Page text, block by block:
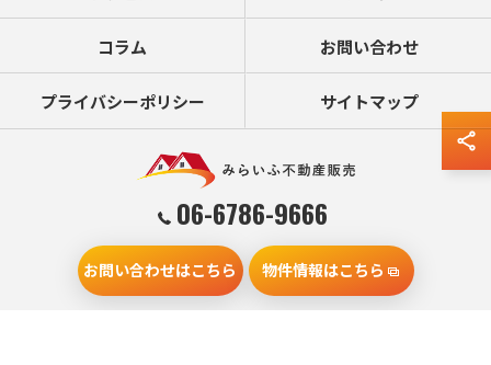
06-6786-9666
お問い合わせはこちら 物件情報はこちら
コラム お問い合わせ
プライバシーポリシー サイトマップ
© 2026 大阪の不動産売却ならみらいふ不動産販売 ALL RIGHTS RESERVED.